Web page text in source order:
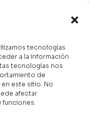
tecnologías
a la información
tecnologías nos
de
este sitio. No
afectar
funciones.